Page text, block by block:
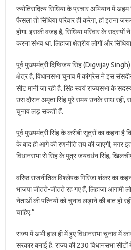
ज्योतिरादित्य सिंधिया के प्रचार अभियान में
फैसला तो सिंधिया परिवार ही करेगा, हां इतना
होगा. इसकी वजह है, सिंधिया परिवार के
करना संभव था. लिहाजा क्षेत्रीय लोगों और सिंधिया
पूर्व मुख्यमंत्री दिग्विजय सिंह (Digvijay
क्षेत्र है, विधानसभा चुनाव में कांग्रेस ने इस
सीट मानी जा रही है. सिंह स्वयं राज्यसभा के
उस दौरान अमृता सिंह पूरे समय उनके साथ रहीं,
चुनाव लड़ सकती हैं.
पूर्व मुख्यमंत्री सिंह के करीबी सूत्रों का कहना है
के बाद ही आगे की रणनीति तय की जाएगी, मगर
विधानसभा से सिंह के पुत्र जयवर्धन सिंह,
वरिष्ठ राजनीतिक विश्लेषक गिरिजा शंकर का
भाजपा जीतते-जीतते रह गए हैं, लिहाजा आगामी
नेताओं की पत्नियों को चुनाव लड़ाने की बात हो
चाहिए.”
राज्य में अभी हाल ही में हुए विधानसभा चुनाव में
सरकार बनाई है. राज्य की 230 विधानसभा